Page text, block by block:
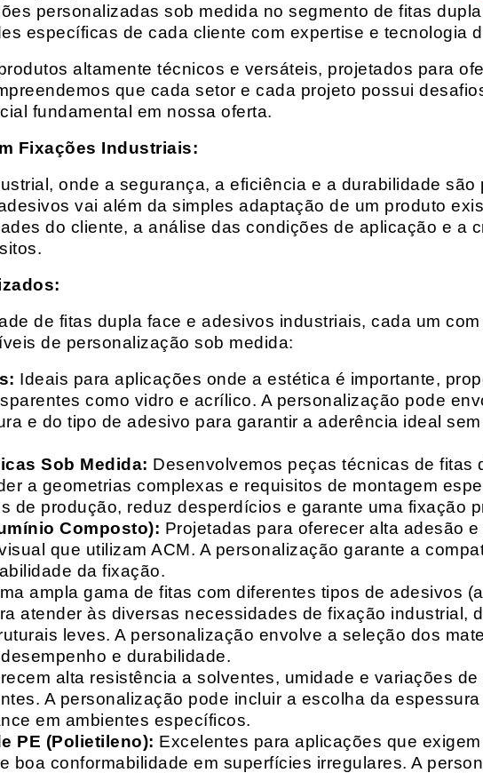
personalizadas sob medida no segmento de fitas
específicas de cada cliente com expertise e tecnologia
altamente técnicos e versáteis, projetados para
que cada setor e cada projeto possui
fundamental em nossa oferta.
Fixações Industriais:
onde a segurança, a eficiência e a durabilidade são
vai além da simples adaptação de um produto
do cliente, a análise das condições de aplicação e a
de fitas dupla face e adesivos industriais, cada um
de personalização sob medida:
Ideais para aplicações onde a estética é importante,
como vidro e acrílico. A personalização pode
e do tipo de adesivo para garantir a aderência ideal
Sob Medida: Desenvolvemos peças técnicas de fitas
a geometrias complexas e requisitos de montagem
de produção, reduz desperdícios e garante uma fixação
Composto): Projetadas para oferecer alta adesão
que utilizam ACM. A personalização garante a
da fixação.
ampla gama de fitas com diferentes tipos de adesivos
atender às diversas necessidades de fixação industrial,
leves. A personalização envolve a seleção dos
e durabilidade.
alta resistência a solventes, umidade e variações
A personalização pode incluir a escolha da
em ambientes específicos.
PE (Polietileno): Excelentes para aplicações que
boa conformabilidade em superfícies irregulares. A